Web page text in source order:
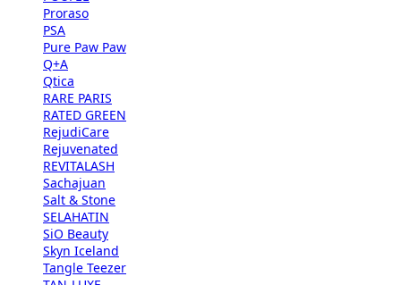
Proraso
PSA
Pure Paw Paw
Q+A
Qtica
RARE PARIS
RATED GREEN
RejudiCare
Rejuvenated
REVITALASH
Sachajuan
Salt & Stone
SELAHATIN
SiO Beauty
Skyn Iceland
Tangle Teezer